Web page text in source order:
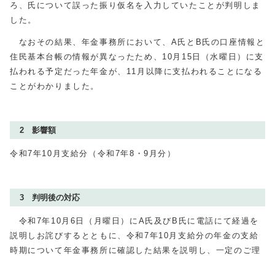
ろ、氏について誤った振り仮名を入力していたことが判明しま
した。
なおその結果、年金事務所において、A氏とB氏の口座情報と
住民基本台帳の情報が異なったため、10月15日（水曜日）に支
払われる予定だった年金が、11月以降に支払われることになる
ことがわかりました。
2 影響額
令和7年10月支給分（令和7年8・9月分）
3 判明後の対応
令和7年10月6日（月曜日）にA氏及びB氏に電話にて経過を
説明しお詫びするとともに、令和7年10月支給分の年金の支給
時期について年金事務所に確認した結果を説明し、一定のご理